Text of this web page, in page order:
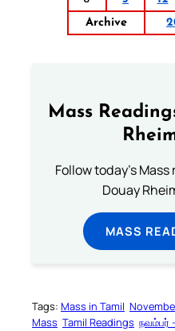
Archive
Mass
Follow today's
Douay
MASS
Tags: Mass in Tamil
Mass Tamil Readings நவம்பர்